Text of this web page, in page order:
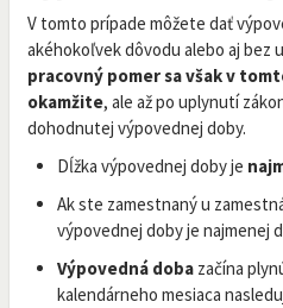
V tomto prípade môžete dať
akéhokoľvek dôvodu alebo aj bez
pracovný pomer sa však v
okamžite, ale až po uplynutí
dohodnutej výpovednej doby.
Dĺžka výpovednej doby je
Ak ste zamestnaný u
výpovednej doby je najmenej
Výpovedná doba začína
kalendárneho mesiaca